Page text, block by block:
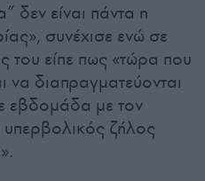
δεν είναι πάντα η
συνέχισε ενώ σε
του είπε πως «τώρα που
διαπραγματεύονται
εβδομάδα με τον
υπερβολικός ζήλος